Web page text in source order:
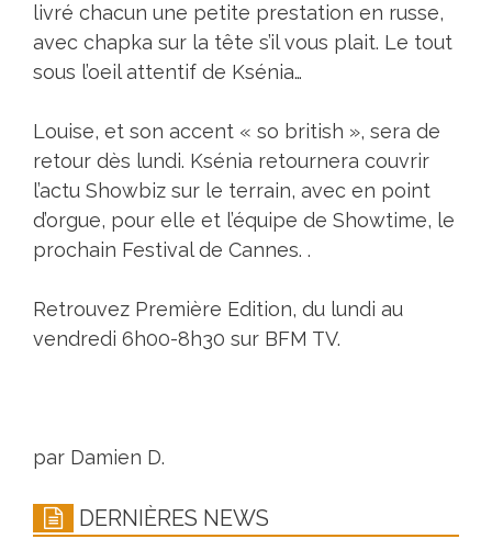
livré chacun une petite prestation en russe,
avec chapka sur la tête s’il vous plait. Le tout
sous l’oeil attentif de Ksénia…
Louise, et son accent « so british », sera de
retour dès lundi. Ksénia retournera couvrir
l’actu Showbiz sur le terrain, avec en point
d’orgue, pour elle et l’équipe de Showtime, le
prochain Festival de Cannes. .
Retrouvez Première Edition, du lundi au
vendredi 6h00-8h30 sur BFM TV.
par Damien D.
DERNIÈRES NEWS